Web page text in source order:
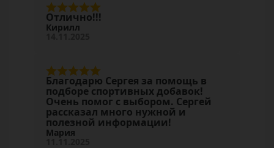
Отлично!!!
Кирилл
14.11.2025
Благодарю Сергея за помощь в
подборе спортивных добавок!
Очень помог с выбором. Сергей
рассказал много нужной и
полезной информации!
Мария
11.11.2025